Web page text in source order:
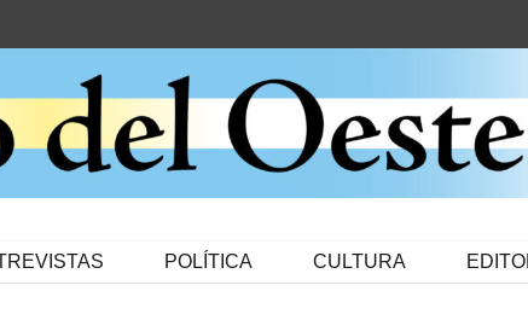
POLÍTICA CULTURA